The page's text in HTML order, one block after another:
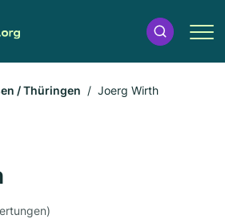
/ Thüringen Joerg Wirth